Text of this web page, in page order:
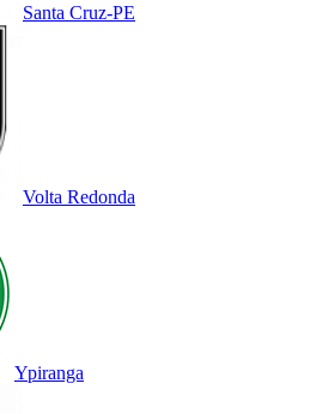
Santa Cruz-PE
Volta Redonda
Ypiranga